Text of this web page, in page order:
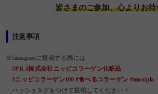
皆さまのご参加、心よりお
注意事項
※Instagramに投稿する際には
#PR #株式会社ニッピコラーゲン化粧品
#ニッピコラーゲン100 #食べるコラーゲン #monipla
ハッシュタグをつけて投稿してください！